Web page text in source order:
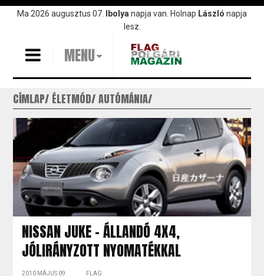
UgrásMa 2026 augusztus 07. Ibolya napja van. Holnap László napja
lesz.
MENU
CÍMLAP ÉLETMÓD AUTÓMÁNIA
NISSAN JUKE - ÁLLANDÓ 4X4,
JÓLIRÁNYZOTT NYOMATÉKKAL
2010 MÁJUS 09. FLAG